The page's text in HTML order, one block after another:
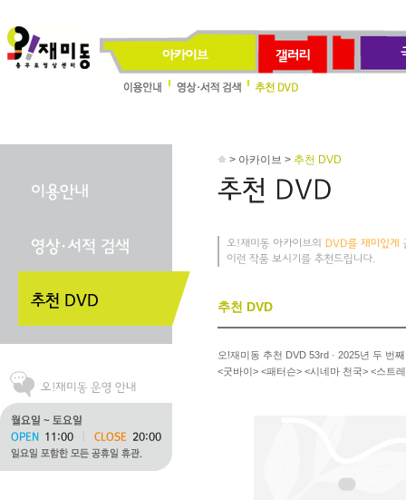
> 아카이브 > 추천 DVD
추천 DVD
오!재미동 추천 DVD 53rd · 2025년 두 번
<굿바이> <패터슨> <시네마 천국> <스트